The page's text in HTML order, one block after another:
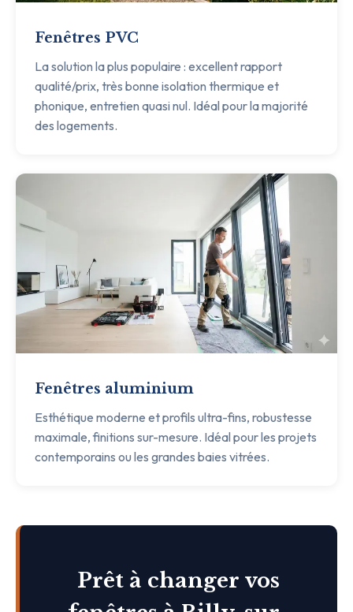
Fenêtres PVC
La solution la plus populaire : excellent rapport
qualité/prix, très bonne isolation thermique et
phonique, entretien quasi nul. Idéal pour la majorité
des logements.
Fenêtres aluminium
Esthétique moderne et profils ultra-fins, robustesse
maximale, finitions sur-mesure. Idéal pour les projets
contemporains ou les grandes baies vitrées.
Prêt à changer vos